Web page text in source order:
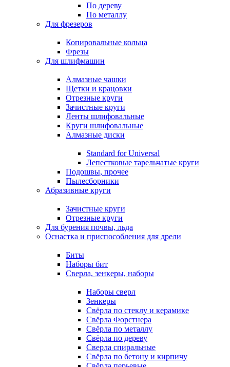
По дереву
По металлу
Для фрезеров
Копировальные кольца
Фрезы
Для шлифмашин
Алмазные чашки
Щетки и крацовки
Отрезные круги
Зачистные круги
Ленты шлифовальные
Круги шлифовальные
Алмазные диски
Standard for Universal
Лепестковые тарельчатые круги
Подошвы, прочее
Пылесборники
Абразивные круги
Зачистные круги
Отрезные круги
Для бурения почвы, льда
Оснастка и приспособления для дрели
Биты
Наборы бит
Сверла, зенкеры, наборы
Наборы сверл
Зенкеры
Свёрла по стеклу и керамике
Свёрла Форстнера
Свёрла по металлу
Свёрла по дереву
Сверла спиральные
Свёрла по бетону и кирпичу